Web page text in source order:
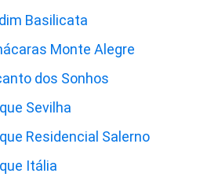
Basilicata
Monte Alegre
dos Sonhos
Sevilha
Residencial Salerno
Itália